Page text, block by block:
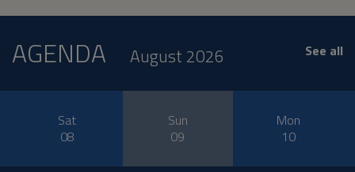
AGENDA August 2026 See all
Sat
08
Sun
09
Mon
10